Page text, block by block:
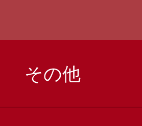
その他